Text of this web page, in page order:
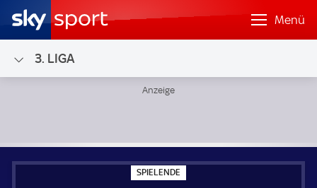
Menü
3. LIGA
SPIELENDE
P